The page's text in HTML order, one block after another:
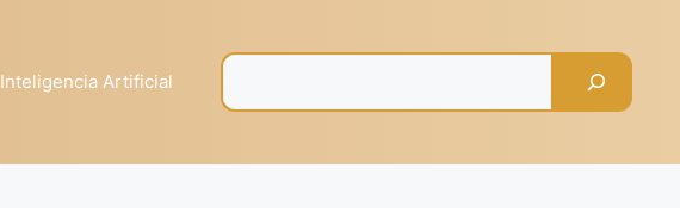
Inteligencia Artificial